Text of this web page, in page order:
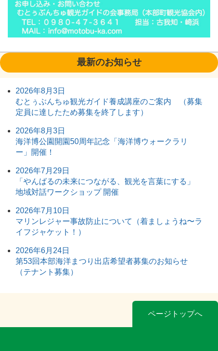
最新のお知らせ
2026年8月3日
むとぅぶんちゅ観光ガイド養成講座のご案内 （募集
定員に達したため募集を終了します）
2026年8月3日
海洋博公園開園50周年記念「海洋博ウォークラリ
ー」開催！
2026年7月29日
「やんばるの未来につながる、観光を言葉にする」
地域対話ワークショップ 開催
2026年7月10日
マリンレジャー事故防止について（着ましょうね〜ラ
イフジャケット！）
2026年6月24日
第53回本部海洋まつり出店希望者募集のお知らせ
（テナント募集）
ページトップへ